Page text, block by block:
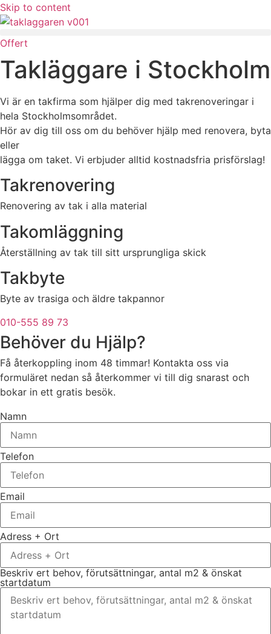
Skip to content
Offert
Takläggare i Stockholm
Vi är en takfirma som hjälper dig med takrenoveringar i
hela Stockholmsområdet.
Hör av dig till oss om du behöver hjälp med renovera, byta
eller
lägga om taket. Vi erbjuder alltid kostnadsfria prisförslag!
Takrenovering
Renovering av tak i alla material
Takomläggning
Återställning av tak till sitt ursprungliga skick
Takbyte
Byte av trasiga och äldre takpannor
010-555 89 73
Behöver du Hjälp?
Få återkoppling inom 48 timmar! Kontakta oss via
formuläret nedan så återkommer vi till dig snarast och
bokar in ett gratis besök.
Namn
Telefon
Email
Adress + Ort
Beskriv ert behov, förutsättningar, antal m2 & önskat
startdatum